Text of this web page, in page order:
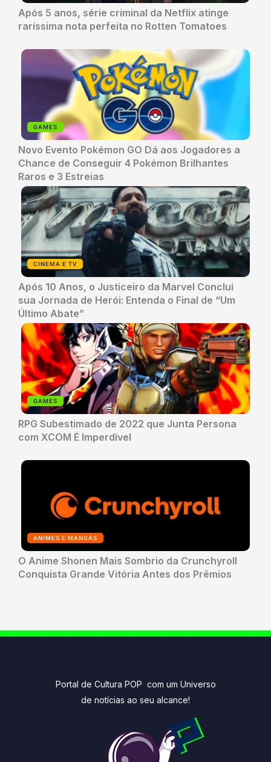
Após 5 anos, série criminal da Netflix atinge
raríssima nota perfeita no Rotten Tomatoes
GAMES
Novo Evento Pokémon GO Dá aos Jogadores a
Chance de Conseguir 4 Pokémon Brilhantes
Raros e 3 Estreias
CINEMA E TV
Após 10 Anos, o Justiceiro da Marvel Conclui
sua Jornada de Herói: Entenda o Final de “Um
Último Abate”
GAMES
RPG Subestimado de 2022 que Junta Persona
com XCOM É Imperdível
ANIMES E MANGÁS
O Anime Shonen Mais Sombrio da Crunchyroll
Conquista Grande Vitória Antes dos Prêmios
Portal de Cultura POP com um Universo
de notícias ao seu alcance!